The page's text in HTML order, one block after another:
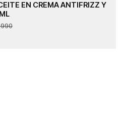
EN CREMA ANTIFRIZZ Y